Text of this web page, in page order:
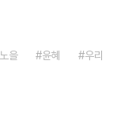
노을 윤혜
우리